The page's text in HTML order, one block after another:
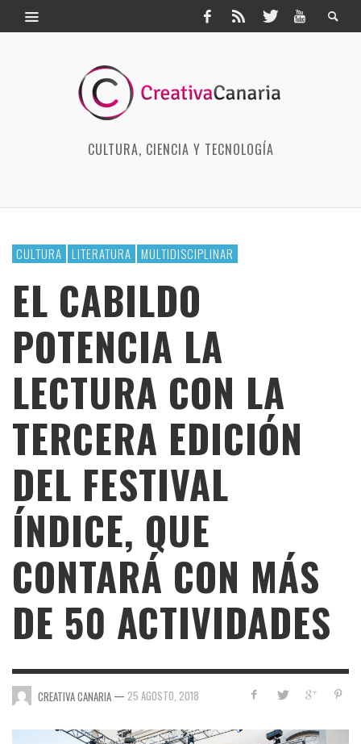
CULTURA, CIENCIA Y TECNOLOGÍA
CULTURA LITERATURA MULTIDISCIPLINAR
EL CABILDO
POTENCIA LA
LECTURA CON LA
TERCERA EDICIÓN
DEL FESTIVAL
ÍNDICE, QUE
CONTARÁ CON MÁS
DE 50 ACTIVIDADES
CREATIVA CANARIA — 25 AGOSTO, 2018